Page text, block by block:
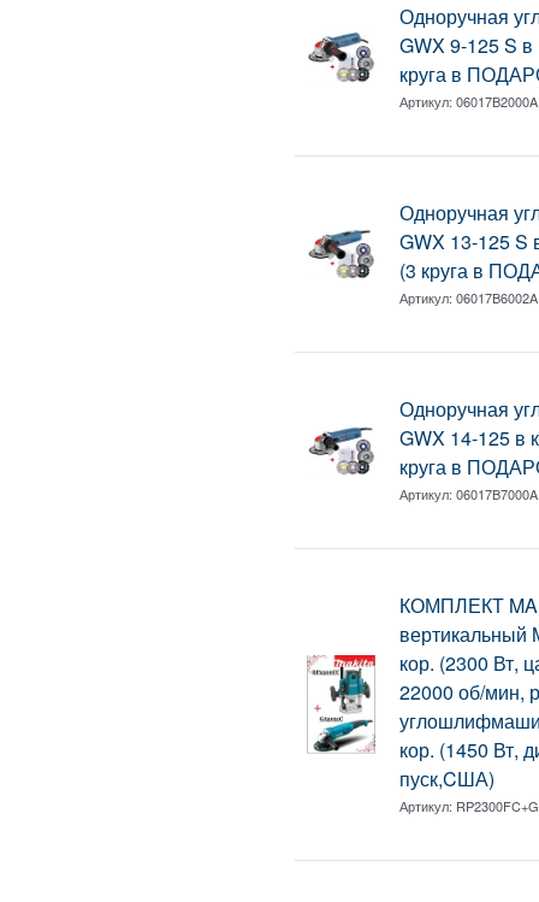
Одноручная
GWX 9-125 S
круга в
Артикул:
Одноручная
GWX 13-125 S
(3 круга в
Артикул:
Одноручная
GWX 14-125 в
круга в
Артикул:
КОМПЛЕКТ
вертикальный
кор. (2300 Вт,
22000 об/мин,
кор. (1450 Вт,
пуск,CША)
Артикул: